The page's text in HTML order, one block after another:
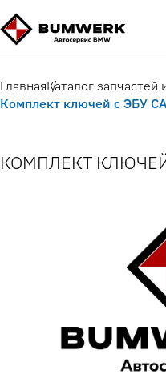
ГлавнаяКаталог запчастей
Комплект ключей с ЭБУ
КОМПЛЕКТ КЛЮЧЕЙ